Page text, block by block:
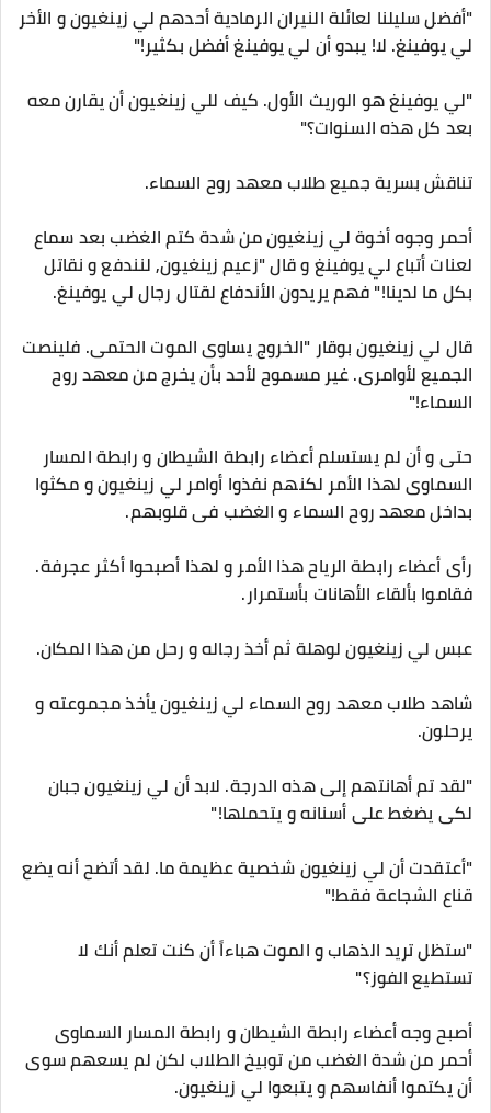
"أفضل سليلنا لعائلة النيران الرمادية أحدهم لي زينغيون و الأخر
لي يوفينغ. لا! يبدو أن لي يوفينغ أفضل بكثير!"
"لي يوفينغ هو الوريث الأول. كيف للي زينغيون أن يقارن معه
بعد كل هذه السنوات؟"
تناقش بسرية جميع طلاب معهد روح السماء.
أحمر وجوه أخوة لي زينغيون من شدة كتم الغضب بعد سماع
لعنات أتباع لي يوفينغ و قال "زعيم زينغيون, لنندفع و نقاتل
بكل ما لدينا!" فهم يريدون الأندفاع لقتال رجال لي يوفينغ.
قال لي زينغيون بوقار "الخروج يساوى الموت الحتمى. فلينصت
الجميع لأوامرى. غير مسموح لأحد بأن يخرج من معهد روح
السماء!"
حتى و أن لم يستسلم أعضاء رابطة الشيطان و رابطة المسار
السماوى لهذا الأمر لكنهم نفذوا أوامر لي زينغيون و مكثوا
بداخل معهد روح السماء و الغضب فى قلوبهم.
رأى أعضاء رابطة الرياح هذا الأمر و لهذا أصبحوا أكثر عجرفة.
فقاموا بألقاء الأهانات بأستمرار.
عبس لي زينغيون لوهلة ثم أخذ رجاله و رحل من هذا المكان.
شاهد طلاب معهد روح السماء لي زينغيون يأخذ مجموعته و
يرحلون.
"لقد تم أهانتهم إلى هذه الدرجة. لابد أن لي زينغيون جبان
لكى يضغط على أسنانه و يتحملها!"
"أعتقدت أن لي زينغيون شخصية عظيمة ما. لقد أتضح أنه يضع
قناع الشجاعة فقط!"
"ستظل تريد الذهاب و الموت هباءاً أن كنت تعلم أنك لا
تستطيع الفوز؟"
أصبح وجه أعضاء رابطة الشيطان و رابطة المسار السماوى
أحمر من شدة الغضب من توبيخ الطلاب لكن لم يسعهم سوى
أن يكتموا أنفاسهم و يتبعوا لي زينغيون.